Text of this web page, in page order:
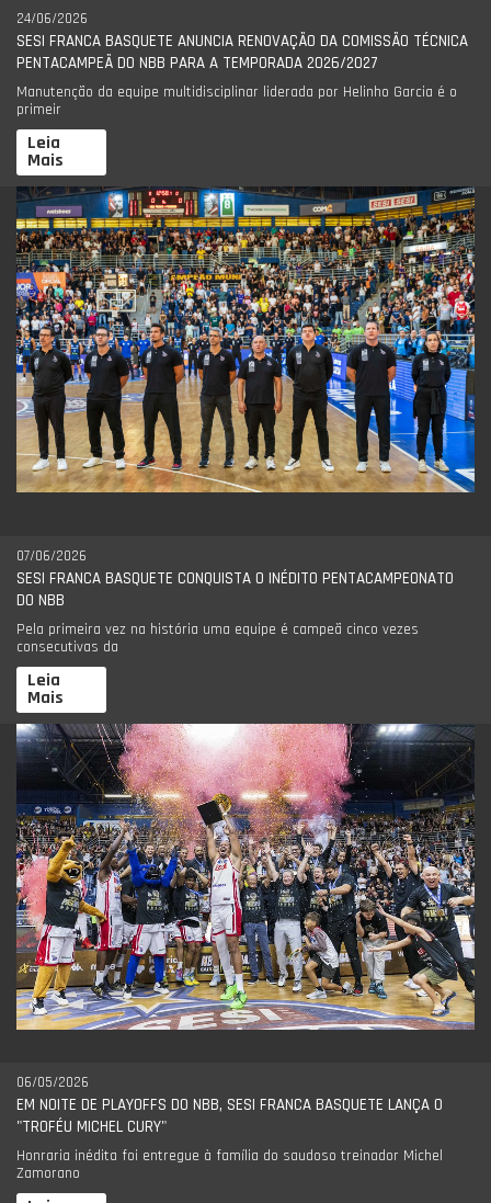
24/06/2026
SESI FRANCA BASQUETE ANUNCIA RENOVAÇÃO DA COMISSÃO TÉCNICA
PENTACAMPEÃ DO NBB PARA A TEMPORADA 2026/2027
Manutenção da equipe multidisciplinar liderada por Helinho Garcia é o
primeir
Leia
Mais
07/06/2026
SESI FRANCA BASQUETE CONQUISTA O INÉDITO PENTACAMPEONATO
DO NBB
Pela primeira vez na história uma equipe é campeã cinco vezes
consecutivas da
Leia
Mais
06/05/2026
EM NOITE DE PLAYOFFS DO NBB, SESI FRANCA BASQUETE LANÇA O
"TROFÉU MICHEL CURY"
Honraria inédita foi entregue à família do saudoso treinador Michel
Zamorano